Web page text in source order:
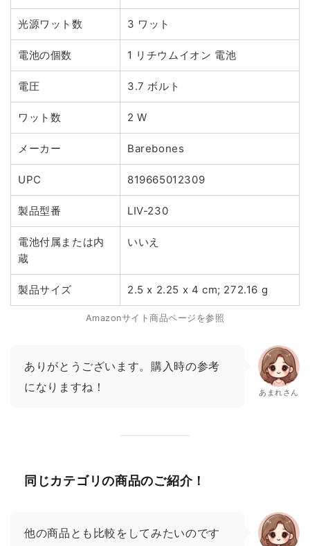
光源ワット数 3 ワット
電池の個数 1 リチウムイオン 電池
電圧 3.7 ボルト
ワット数 2 W
メーカー Barebones
UPC 819665012309
製品型番 LIV-230
電池付属または内
蔵
いいえ
製品サイズ 2.5 x 2.25 x 4 cm; 272.16 g
Amazonサイト商品ページを参照
ありがとうございます。購入時の参考
になりますね！
あまれさん
同じカテゴリの商品のご紹介！
他の商品とも比較をしてみたいのです